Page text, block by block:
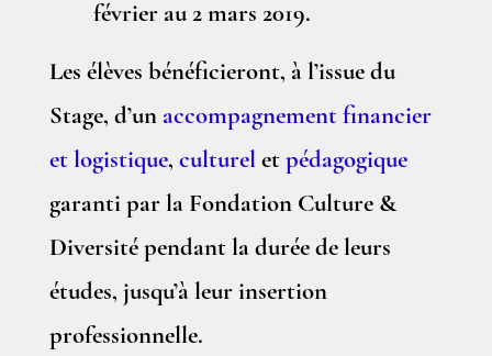
février au 2 mars 2019.
Les élèves bénéficieront, à l’issue du
Stage, d’un accompagnement financier
et logistique, culturelet pédagogique
garanti par la Fondation Culture &
Diversité pendant la durée de leurs
études, jusqu’à leur insertion
professionnelle.